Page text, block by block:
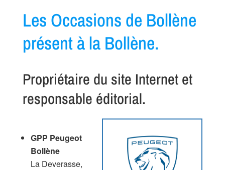
Les Occasions de Bollène
présent à la Bollène.
Propriétaire du site Internet et
responsable éditorial.
GPP Peugeot
Bollène
La Deverasse,